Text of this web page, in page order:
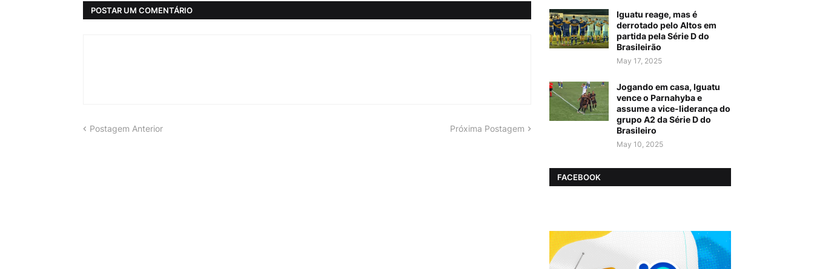
POSTAR UM COMENTÁRIO
Postagem Anterior Próxima Postagem
Iguatu reage, mas é
derrotado pelo Altos em
partida pela Série D do
Brasileirão
May 17, 2025
Jogando em casa, Iguatu
vence o Parnahyba e
assume a vice-liderança do
grupo A2 da Série D do
Brasileiro
May 10, 2025
FACEBOOK